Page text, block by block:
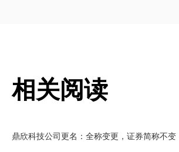
相关阅读